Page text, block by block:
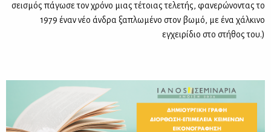
σεισμός πάγωσε τον χρόνο μιας τέτοιας τελετής, φανερώνοντας το
1979 έναν νέο άνδρα ξαπλωμένο στον βωμό, με ένα χάλκινο
εγχειρίδιο στο στήθος του.)